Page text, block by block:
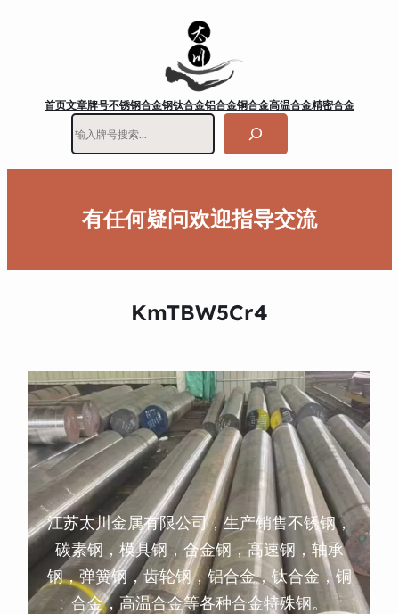
首页文章牌号不锈钢合金钢钛合金铝合金铜合金高温合金精密合金
有任何疑问欢迎指导交流
KmTBW5Cr4
江苏太川金属有限公司，生产销售不锈钢，
碳素钢，模具钢，合金钢，高速钢，轴承
钢，弹簧钢，齿轮钢，铝合金，钛合金，铜
合金，高温合金等各种合金特殊钢。